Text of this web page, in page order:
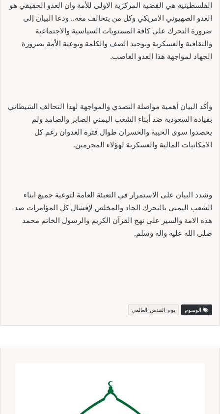
الفلسطينية هي القضية المركزية الاولى للأمة وان العدو الحقيقي هو
العدو الصهيوني الامريكي وكل من يتحالف معه.. ودعا البيان إلى
ضرورة التحرك على كافة المستويات السياسية والاجتماعية
والثقافية والعسكرية وتوحيد الصف والكلمة وتوعية الأمة بضرورة
الجهاد لمواجهة هذا العدو الغاصب.
وأكد البيان أهمية مواصلة التصدي والمواجهة لهذا التحالف الشيطاني
بقيادة السعودية ضد أبناء الشعب اليمني الصابر والصامد ولم
يحصدوا سوى الخيبة والخسران طوال فترة العدوان رغم كل
الامكانيات المالية والعسكرية لهؤلاء المجرمين.
وشدد البيان على الاستمرار في التعبئة العامة لتوعية جميع ابناء
الشعب اليمني بالتحرك الجاد والمخلص لإفشال كل المؤامرات ضد
هذه الامة والسير على نهج القرآن الكريم والرسول الخاتم محمد
صلى الله عليه واله وسلم.
الوسوم يوم_القدس_العالمي